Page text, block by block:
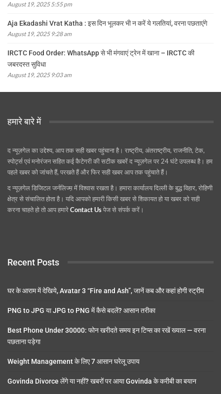
August 19, 2025 5:55 pm
Aja Ekadashi Vrat Katha : इस दिन भूलकर भी न करें ये गलतियां, वरना पछताएंगे
August 19, 2025 9:28 am
IRCTC Food Order: WhatsApp से भी मंगवाएं ट्रेन में खाना – IRCTC की
जबरदस्त सुविधा
August 19, 2025 9:03 am
हमारे बारे में
द न्यूज़गेल का उद्देश्य, आप तक सही खबर पहुंचाना है। राष्ट्रीय, अंतराष्ट्रीय, राजनीति, टेक,
स्पोर्ट्स एवं मनोरंजन सहित कई कैटेगरी की सटीक खबरें द न्यूज़गेल पर 24 घंटे उपलब्ध है। हम
पहले खबर को जांचते हैं, परखते हैं और फिर सही खबर आप तक पहुंचाते हैं।
द न्यूज़गेल डिजिटल जर्नलिज्म़ में विश्वास रखता है। हमारा कार्यालय दिल्ली के बुद्ध विहार, रोहिणी
क्षेत्र से संचालित होता है। यदि आपको हमारी किसी खबर से शिकायत हो या खबर को सही
करना चाहते हो तो आप हमारेContact Usपेज से संपर्क करें।
Recent Posts
घर के आराम में देखिये, Avatar 3 “Fire and Ash”, जानें कब और कहां होगी स्ट्रीम
PNG to JPG या JPG to PNG में कैसे बदलें? आसान तरीका
Best Phone Under 30000: फोन खरीदते समय इन टिप्स का रखें ख्याल — वरना
पछताना पड़ेगा
Weight Management के लिए 7 आसान घरेलू उपाय
Govinda Divorce लेंगे या नहीं? खबरों पर आया Govinda के करीबी का बयान